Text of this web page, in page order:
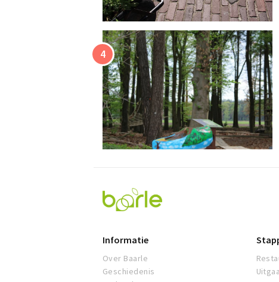
Visit
Baarle
Informatie
Over Baarle
Geschiedenis